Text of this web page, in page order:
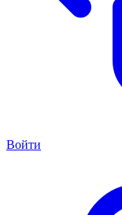
Войти